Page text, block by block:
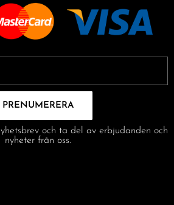
PRENUMERERA
och ta del av erbjudanden och
nyheter från oss.